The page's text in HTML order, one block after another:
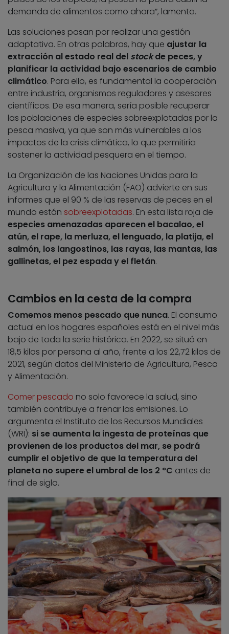
demanda de alimentos como ahora”, lamenta.
Las soluciones pasan por realizar una gestión
adaptativa. En otras palabras, hay que ajustar la
extracción al estado real del stockde peces, y
planificar la actividad bajo escenarios de cambio
climático. Para ello, es fundamental la cooperación
entre industria, organismos reguladores y asesores
científicos. De esa manera, sería posible recuperar
las poblaciones de especies sobreexplotadas por la
pesca masiva, ya que son más vulnerables a los
impactos de la crisis climática, lo que permitiría
sostener la actividad pesquera en el tiempo.
La Organización de las Naciones Unidas para la
Agricultura y la Alimentación (FAO) advierte en sus
informes que el 90 % de las reservas de peces en el
mundo están sobreexplotadas. En esta lista roja de
especies amenazadas aparecen el bacalao, el
atún, el rape, la merluza, el lenguado, la platija, el
salmón, los langostinos, las rayas, las mantas, las
gallinetas, el pez espada y el fletán.
Cambios en la cesta de la compra
Comemos menos pescado que nunca. El consumo
actual en los hogares españoles está en el nivel más
bajo de toda la serie histórica. En 2022, se situó en
18,5 kilos por persona al año, frente a los 22,72 kilos de
2021, según datos del Ministerio de Agricultura, Pesca
y Alimentación.
Comer pescado no solo favorece la salud, sino
también contribuye a frenar las emisiones. Lo
argumenta el Instituto de los Recursos Mundiales
(WRI): si se aumenta la ingesta de proteínas que
provienen de los productos del mar, se podrá
cumplir el objetivo de que la temperatura del
planeta no supere el umbral de los 2 °C antes de
final de siglo.